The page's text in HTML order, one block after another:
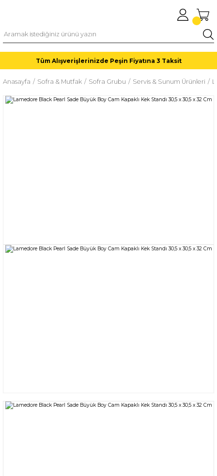
Tüm Alışverişlerinizde Peşin Fiyatına 3 Taksit
Anasayfa Sofra & Mutfak Sofra Grubu Servis & Sunum Ürünleri